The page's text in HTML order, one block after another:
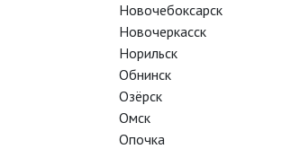
один из центров мировой
культуры. Основан в Нью-Йорке в
богатейших нью-йоркских семей в
альтернативы Музыкальной
Новочебоксарск
Новочеркасск
Норильск
Обнинск
Озёрск
Омск
Опочка